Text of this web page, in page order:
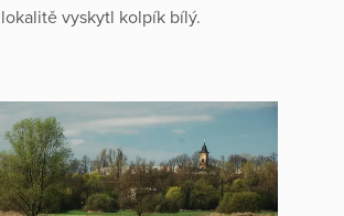
vyskytl kolpík bílý.